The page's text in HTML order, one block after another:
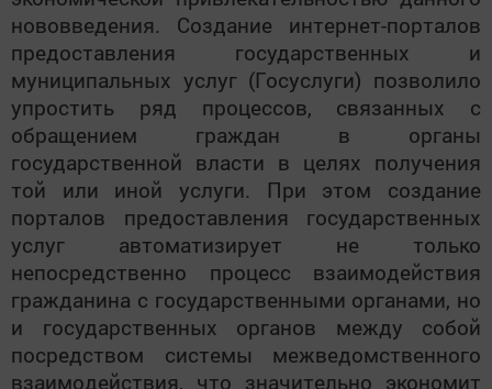
нововведения. Создание интернет-порталов
предоставления государственных и
муниципальных услуг (Госуслуги) позволило
упростить ряд процессов, связанных с
обращением граждан в органы
государственной власти в целях получения
той или иной услуги. При этом создание
порталов предоставления государственных
услуг автоматизирует не только
непосредственно процесс взаимодействия
гражданина с государственными органами, но
и государственных органов между собой
посредством системы межведомственного
взаимодействия, что значительно экономит